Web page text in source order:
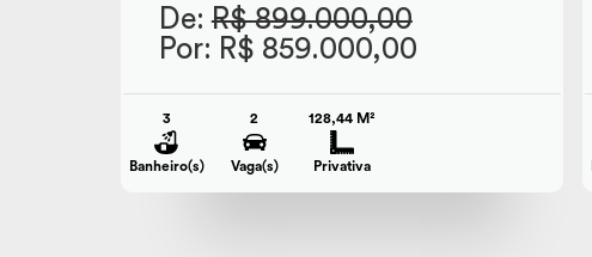
De:R$ 899.000,00
Por: R$ 859.000,00
3
Banheiro(s)
2
Vaga(s)
128,44 M²
Privativa